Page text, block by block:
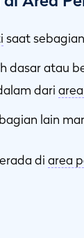
saat
dasar atau
dari
lain
di area